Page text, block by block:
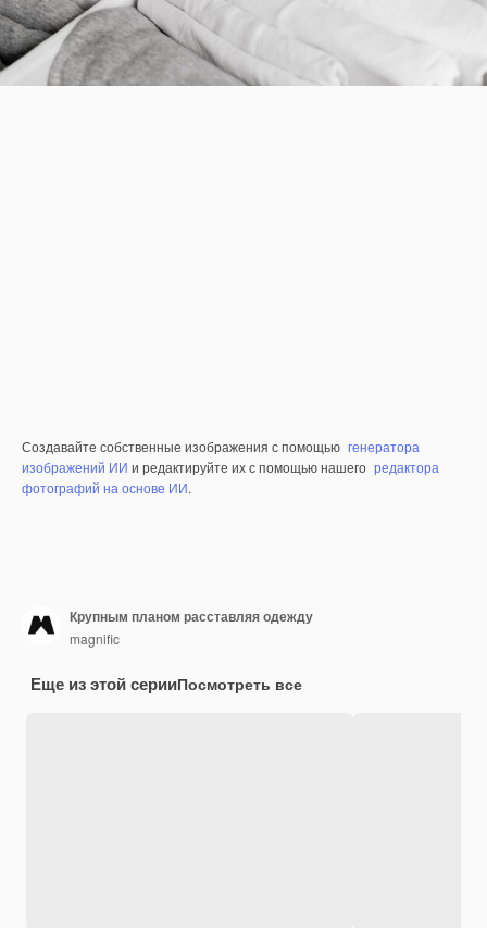
Создавайте собственные изображения с помощью генератора
изображений ИИ и редактируйте их с помощью нашего редактора
фотографий на основе ИИ.
Крупным планом расставляя одежду
magnific
Еще из этой серииПосмотреть все